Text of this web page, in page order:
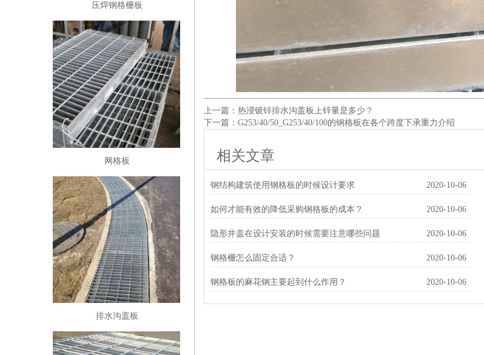
上一篇： 热浸镀锌排水沟盖板上锌量是多少？
下一篇： G253/40/50_G253/40/100的钢格板在各个跨度下承重力介绍
相关文章
钢结构建筑使用钢格板的时候设计要求 2020-10-06
如何才能有效的降低采购钢格板的成本？ 2020-10-06
隐形井盖在设计安装的时候需要注意哪些问题 2020-10-06
钢格栅怎么固定合适？ 2020-10-06
钢格板的麻花钢主要起到什么作用？ 2020-10-06
压焊钢格栅板
网格板
排水沟盖板